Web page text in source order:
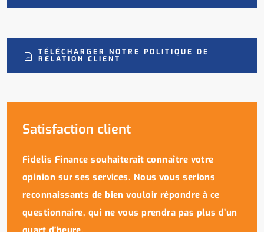
TÉLÉCHARGER NOTRE POLITIQUE DE
RELATION CLIENT
Satisfaction client
Fidelis Finance souhaiterait connaître votre
opinion sur ses services. Nous vous serions
reconnaissants de bien vouloir répondre à ce
questionnaire, qui ne vous prendra pas plus d’un